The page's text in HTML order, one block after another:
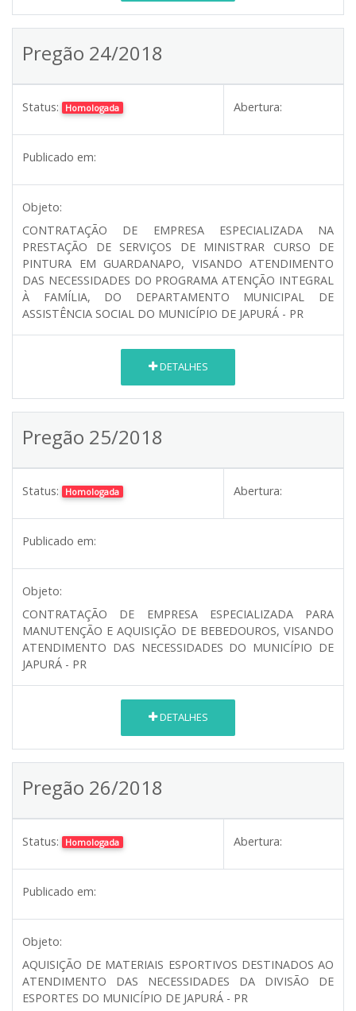
Pregão 24/2018
Status: Homologada Abertura:
Publicado em:
Objeto:
CONTRATAÇÃO DE EMPRESA ESPECIALIZADA NA
PRESTAÇÃO DE SERVIÇOS DE MINISTRAR CURSO DE
PINTURA EM GUARDANAPO, VISANDO ATENDIMENTO
DAS NECESSIDADES DO PROGRAMA ATENÇÃO INTEGRAL
À FAMÍLIA, DO DEPARTAMENTO MUNICIPAL DE
ASSISTÊNCIA SOCIAL DO MUNICÍPIO DE JAPURÁ - PR
DETALHES
Pregão 25/2018
Status: Homologada Abertura:
Publicado em:
Objeto:
CONTRATAÇÃO DE EMPRESA ESPECIALIZADA PARA
MANUTENÇÃO E AQUISIÇÃO DE BEBEDOUROS, VISANDO
ATENDIMENTO DAS NECESSIDADES DO MUNICÍPIO DE
JAPURÁ - PR
DETALHES
Pregão 26/2018
Status: Homologada Abertura:
Publicado em:
Objeto:
AQUISIÇÃO DE MATERIAIS ESPORTIVOS DESTINADOS AO
ATENDIMENTO DAS NECESSIDADES DA DIVISÃO DE
ESPORTES DO MUNICÍPIO DE JAPURÁ - PR